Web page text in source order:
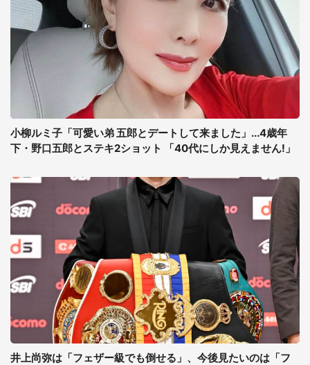
小柳ルミ子「可愛い弟 五郎とデートして来ました」...4歳年
下・野口五郎とステキ2ショット 「40代にしか見えません!」
井上尚弥は「フェザー級でも倒せる」、今後見たいのは「フ